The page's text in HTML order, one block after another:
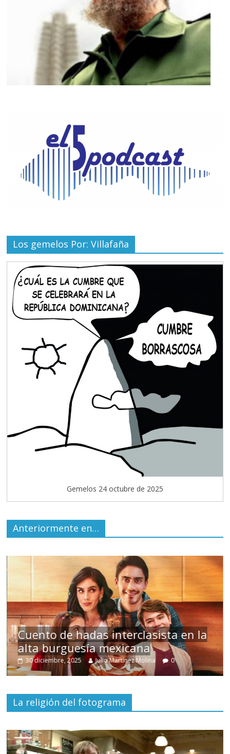
Los gemelos Por: Villafaña
Gemelos 24 octubre de 2025
Anteriormente en…
Cuento de hadas interclasista en la
alta burguesía mexicana
30 diciembre, 2025 Julio Martínez Molina 0
La religión del fotograma